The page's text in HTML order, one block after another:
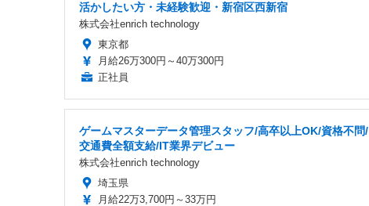
活かしたい方・未経験歓迎・新宿区西新宿
株式会社enrich technology
東京都
月給26万300円～40万300円
正社員
ゲームマスターデータ管理スタッフ/高卒以上OK/資格不問/
交通費全額支給/IT業界デビュー
株式会社enrich technology
埼玉県
月給22万3,700円～33万円